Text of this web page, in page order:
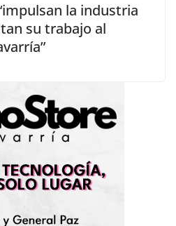
la industria
su trabajo al